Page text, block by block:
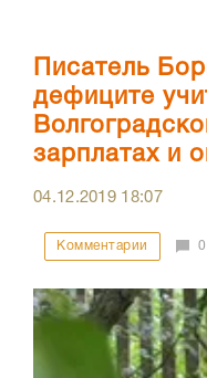
Писатель
дефиците
зарплатах и
04.12.2019 18:07
Комментарии 0